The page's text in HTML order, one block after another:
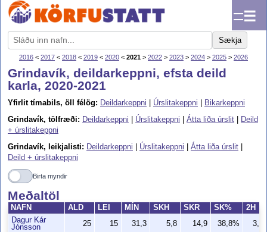
☰
Sækja
2016 < 2017 < 2018 < 2019 < 2020 < 2021 > 2022 > 2023 > 2024 > 2025 > 2026
Grindavík, deildarkeppni, efsta deild
karla, 2020-2021
Yfirlit tímabils, öll félög: Deildarkeppni Úrslitakeppni
Bikarkeppni
Grindavík, tölfræði: Deildarkeppni Úrslitakeppni Átta liða úrslit
Deild
+ úrslitakeppni
Grindavík, leikjalisti: Deildarkeppni Úrslitakeppni Átta liða úrslit
Deild + úrslitakeppni
Birta myndir
Meðaltöl
NAFN ALD LEI MÍN SKH SKR SK%
2H
Dagur Kár
Jónsson
25 15 31,3 5,8 14,9 38,8%
3,2